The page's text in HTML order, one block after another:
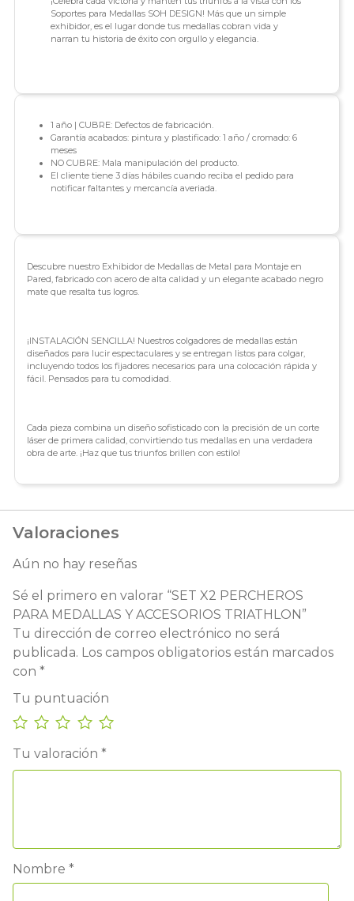
Soportes para Medallas SOH DESIGN! Más que un simple
exhibidor, es el lugar donde tus medallas cobran vida y
narran tu historia de éxito con orgullo y elegancia.
1 año | CUBRE: Defectos de fabricación.
Garantía acabados: pintura y plastificado: 1 año / cromado: 6
meses
NO CUBRE: Mala manipulación del producto.
El cliente tiene 3 días hábiles cuando reciba el pedido para
notificar faltantes y mercancía averiada.
Descubre nuestro Exhibidor de Medallas de Metal para Montaje en
Pared, fabricado con acero de alta calidad y un elegante acabado negro
mate que resalta tus logros.
¡INSTALACIÓN SENCILLA! Nuestros colgadores de medallas están
diseñados para lucir espectaculares y se entregan listos para colgar,
incluyendo todos los fijadores necesarios para una colocación rápida y
fácil. Pensados para tu comodidad.
Cada pieza combina un diseño sofisticado con la precisión de un corte
láser de primera calidad, convirtiendo tus medallas en una verdadera
obra de arte. ¡Haz que tus triunfos brillen con estilo!
Valoraciones
Aún no hay reseñas
Sé el primero en valorar “SET X2 PERCHEROS
PARA MEDALLAS Y ACCESORIOS TRIATHLON”
Tu dirección de correo electrónico no será
publicada. Los campos obligatorios están marcados
con *
Tu puntuación
Tu valoración *
Nombre *